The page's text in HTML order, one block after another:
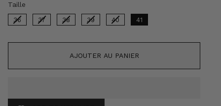
Taille
36 37 38 39 40 41
AJOUTER AU PANIER